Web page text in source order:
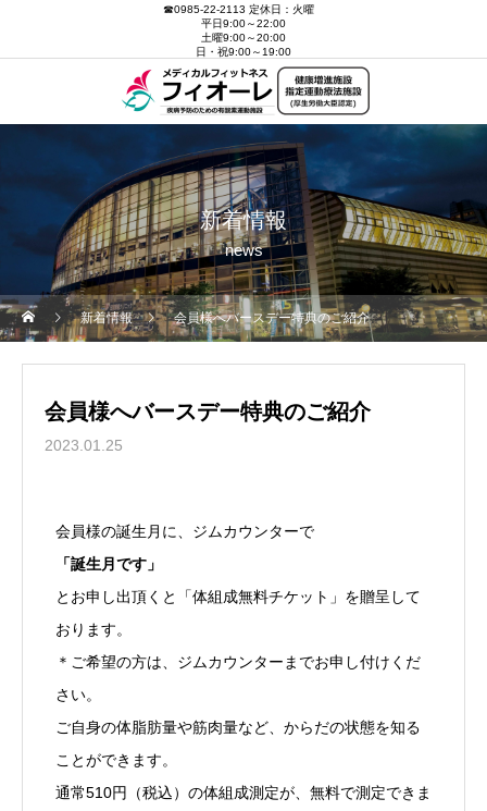
☎0985-22-2113 定休日：火曜
平日9:00～22:00
土曜9:00～20:00
日・祝9:00～19:00
新着情報
news
新着情報 会員様へバースデー特典のご紹介
会員様へバースデー特典のご紹介
2023.01.25
会員様の誕生月に、ジムカウンターで
「誕生月です」
とお申し出頂くと「体組成無料チケット」を贈呈して
おります。
＊ご希望の方は、ジムカウンターまでお申し付けくだ
さい。
ご自身の体脂肪量や筋肉量など、からだの状態を知る
ことができます。
通常510円（税込）の体組成測定が、無料で測定できま